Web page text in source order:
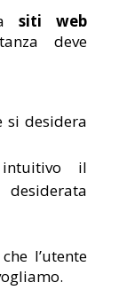
siti web
deve
si desidera
intuitivo il
l’utente